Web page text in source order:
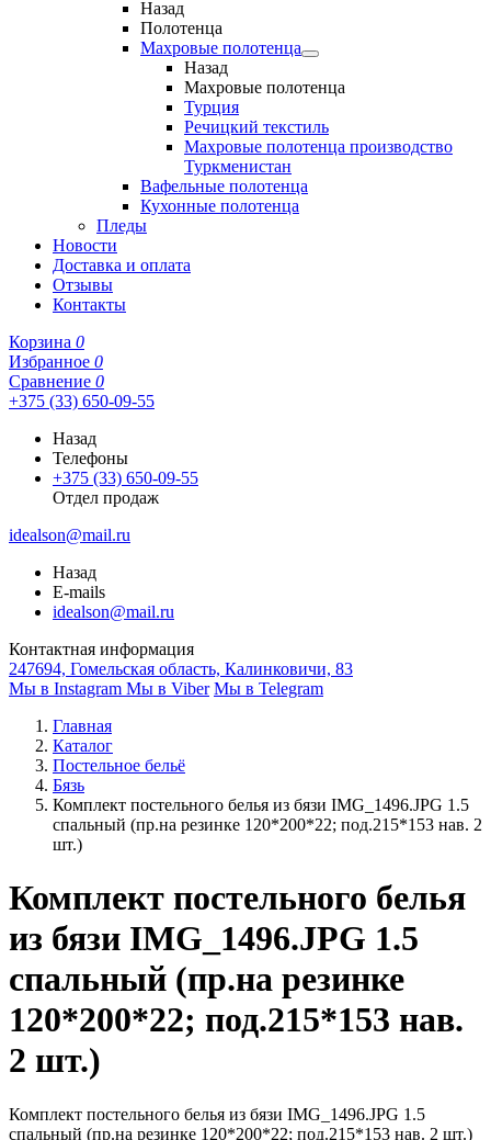
Назад
Полотенца
Махровые полотенца
Назад
Махровые полотенца
Турция
Речицкий текстиль
Махровые полотенца производство
Туркменистан
Вафельные полотенца
Кухонные полотенца
Пледы
Новости
Доставка и оплата
Отзывы
Контакты
Корзина 0
Избранное 0
Сравнение 0
+375 (33) 650-09-55
Назад
Телефоны
+375 (33) 650-09-55
Отдел продаж
idealson@mail.ru
Назад
E-mails
idealson@mail.ru
Контактная информация
247694, Гомельская область, Калинковичи, 83
Мы в Instagram Мы в Viber Мы в Telegram
Главная
Каталог
Постельное бельё
Бязь
Комплект постельного белья из бязи IMG_1496.JPG 1.5
спальный (пр.на резинке 120*200*22; под.215*153 нав. 2
шт.)
Комплект постельного белья
из бязи IMG_1496.JPG 1.5
спальный (пр.на резинке
120*200*22; под.215*153 нав.
2 шт.)
Комплект постельного белья из бязи IMG_1496.JPG 1.5
спальный (пр.на резинке 120*200*22; под.215*153 нав. 2 шт.)